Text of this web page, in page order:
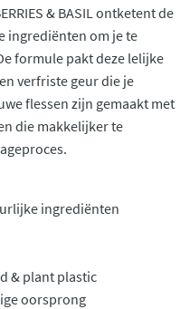
& BASIL ontketent de
ingrediënten om je te
formule pakt deze lelijke
verfriste geur die je
flessen zijn gemaakt met
die makkelijker te
ingrediënten
& plant plastic
oorsprong